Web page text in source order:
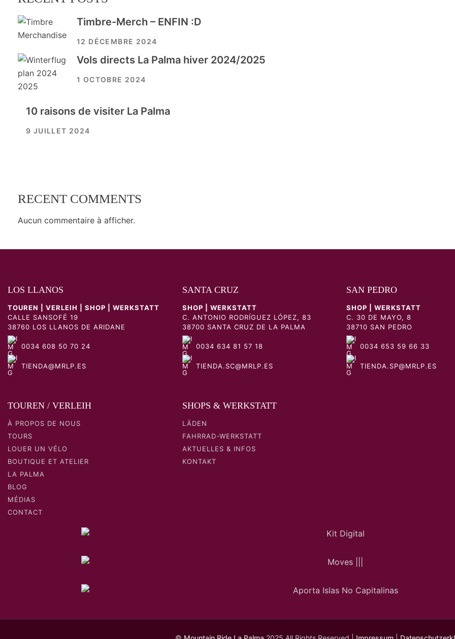
Timbre-Merch – ENFIN :D
12 DÉCEMBRE 2024
Vols directs La Palma hiver 2024/2025
1 OCTOBRE 2024
10 raisons de visiter La Palma
9 JUILLET 2024
RECENT COMMENTS
Aucun commentaire à afficher.
LOS LLANOS
TOUREN | VERLEIH | SHOP | WERKSTATT
CALLE SANSOFÉ 19
38760 LOS LLANOS DE ARIDANE
0034 608 50 70 24
TIENDA@MRLP.ES
SANTA CRUZ
SHOP | WERKSTATT
C. ANTONIO RODRÍGUEZ LÓPEZ, 83
38700 SANTA CRUZ DE LA PALMA
0034 634 81 57 18
TIENDA.SC@MRLP.ES
SAN PEDRO
SHOP | WERKSTATT
C. 30 DE MAYO, 8
38710 SAN PEDRO
0034 653 59 66 33
TIENDA.SP@MRLP.ES
TOUREN / VERLEIH
À PROPOS DE NOUS
TOURS
LOUER UN VÉLO
BOUTIQUE ET ATELIER
LA PALMA
BLOG
MÉDIAS
CONTACT
SHOPS & WERKSTATT
LÄDEN
FAHRRAD-WERKSTATT
AKTUELLES & INFOS
KONTAKT